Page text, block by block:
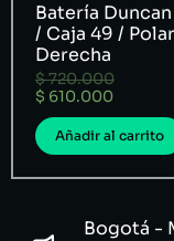
Batería
/ Caja 49 /
Derecha
$720.000
$ 610.000
Añadir al carrito
Bogotá -